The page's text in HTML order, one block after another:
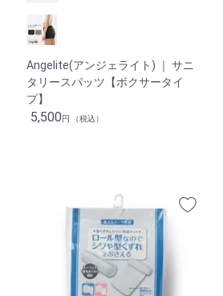
Angelite(アンジェライト) ｜ サニ
タリースパッツ【ボクサータイ
プ】
5,500円 （税込）